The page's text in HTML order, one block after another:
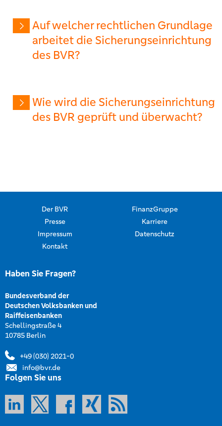
Auf welcher rechtlichen Grundlage
arbeitet die Sicherungseinrichtung
des BVR?
Wie wird die Sicherungseinrichtung
des BVR geprüft und überwacht?
Der BVR
FinanzGruppe
Presse
Karriere
Impressum
Datenschutz
Kontakt
Haben Sie Fragen?
Bundesverband der
Deutschen Volksbanken und
Raiffeisenbanken
Schellingstraße 4
10785 Berlin
+49 (030) 2021-0
info@bvr.de
Folgen Sie uns